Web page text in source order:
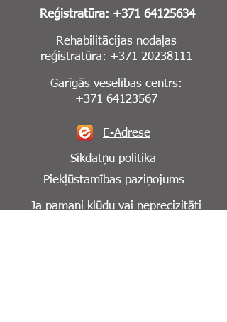
Reģistratūra: +371 64125634
Rehabilitācijas nodaļas
reģistratūra: +371 20238111
Garīgās veselības centrs:
+371 64123567
E-Adrese
Sīkdatņu politika
Piekļūstamības paziņojums
Ja pamani kļūdu vai neprecizitāti